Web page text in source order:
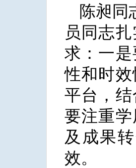
陈昶同
员同志
求：一
性和时
平台，
要注重
及成果
效。